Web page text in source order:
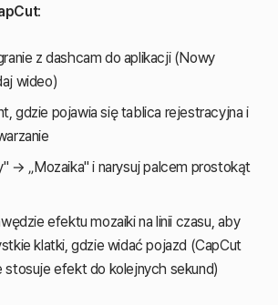
:
z dashcam do aplikacji (Nowy
wideo)
gdzie pojawia się tablica rejestracyjna i
→ „Mozaika" i narysuj palcem prostokąt
efektu mozaiki na linii czasu, aby
klatki, gdzie widać pojazd (CapCut
stosuje efekt do kolejnych sekund)